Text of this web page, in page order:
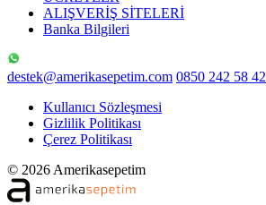
ALIŞVERİŞ SİTELERİ
Banka Bilgileri
destek@amerikasepetim.com 0850 242 58 42
Kullanıcı Sözleşmesi
Gizlilik Politikası
Çerez Politikası
© 2026 Amerikasepetim